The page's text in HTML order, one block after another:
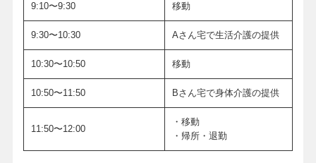
9:10〜9:30 移動
9:30〜10:30 Aさん宅で生活介護の提供
10:30〜10:50 移動
10:50〜11:50 Bさん宅で身体介護の提供
11:50〜12:00
・移動
・帰所・退勤